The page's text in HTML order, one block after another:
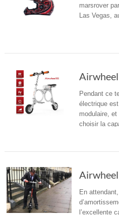
marsrover
Las Vegas,
Pendant ce
électrique
modulaire,
choisir la
rechange
En
l’excellente